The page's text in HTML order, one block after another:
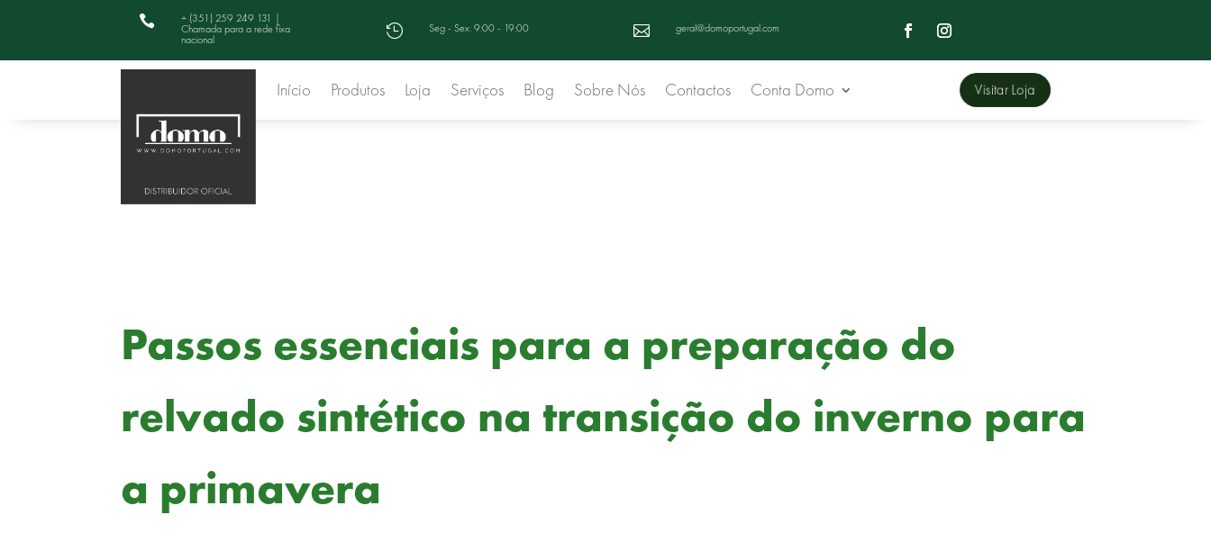
 + (351) 259 249 131 |
Chamada para a rede fixa
nacional
 Seg - Sex: 9:00 - 19:00  geral@domoportugal.com
Início Produtos Loja Serviços Blog Sobre Nós Contactos Conta Domo Visitar Loja
Passos essenciais para a preparação do
relvado sintético na transição do inverno para
a primavera